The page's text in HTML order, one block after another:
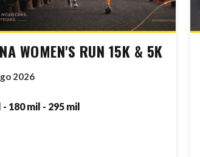
WOMEN'S RUN 15K & 5K
2026
- 180 mil - 295 mil